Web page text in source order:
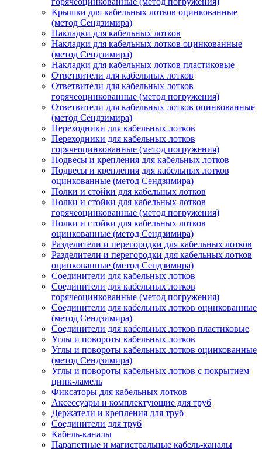
Крышки для кабельных лотков оцинкованные
(метод Сендзимира)
Накладки для кабельных лотков
Накладки для кабельных лотков оцинкованные
(метод Сендзимира)
Накладки для кабельных лотков пластиковые
Ответвители для кабельных лотков
Ответвители для кабельных лотков
горячеоцинкованные (метод погружения)
Ответвители для кабельных лотков оцинкованные
(метод Сендзимира)
Переходники для кабельных лотков
Переходники для кабельных лотков
горячеоцинкованные (метод погружения)
Подвесы и крепления для кабельных лотков
Подвесы и крепления для кабельных лотков
оцинкованные (метод Сендзимира)
Полки и стойки для кабельных лотков
Полки и стойки для кабельных лотков
горячеоцинкованные (метод погружения)
Полки и стойки для кабельных лотков
оцинкованные (метод Сендзимира)
Разделители и перегородки для кабельных лотков
Разделители и перегородки для кабельных лотков
оцинкованные (метод Сендзимира)
Соединители для кабельных лотков
Соединители для кабельных лотков
горячеоцинкованные (метод погружения)
Соединители для кабельных лотков оцинкованные
(метод Сендзимира)
Соединители для кабельных лотков пластиковые
Углы и повороты кабельных лотков
Углы и повороты кабельных лотков оцинкованные
(метод Сендзимира)
Углы и повороты кабельных лотков с покрытием
цинк-ламель
Фиксаторы для кабельных лотков
Аксессуары и комплектующие для труб
Держатели и крепления для труб
Соединители для труб
Кабель-каналы
Парапетные и магистральные кабель-каналы